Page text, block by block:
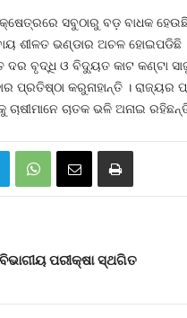
ସବୁଠାରୁ ବଡ଼ ବାଧକ ହେଉଛି
ଶୀଳତ ଭଣ୍ଡାର ଅଚଳ ହୋଇପଡିଛି
ବୃଦ୍ଧି ଓ ବିଦ୍ୟୁତ କାଟ କଣ୍ଟା
ପ୍ରତିଷ୍ଠା କରୁନାହାନ୍ତି । ରାଜ୍ୟର
ଚାଷୀମାନେ ଚାତକ ଭଳି ଅନାଇ
ପରୀକ୍ଷା ସ୍ଥଗିତ